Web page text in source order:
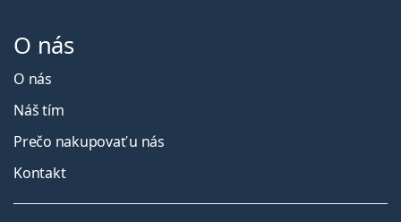
O nás
O nás
Náš tím
Prečo nakupovať u nás
Kontakt